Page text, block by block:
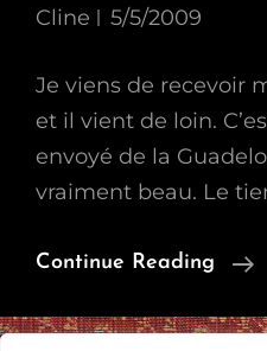
Cline 5/5/2009
Je viens de recevoir
et il vient de loin.
envoyé de la
vraiment beau. Le
Continue Reading